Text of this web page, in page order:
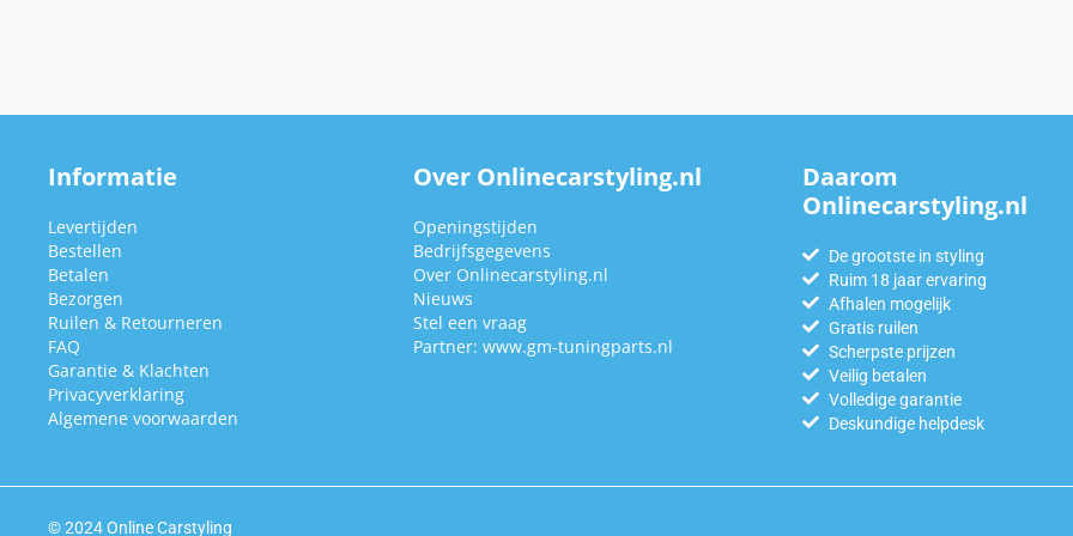
Informatie
Levertijden
Bestellen
Betalen
Bezorgen
Ruilen & Retourneren
FAQ
Garantie & Klachten
Privacyverklaring
Algemene voorwaarden
Over Onlinecarstyling.nl
Openingstijden
Bedrijfsgegevens
Over Onlinecarstyling.nl
Nieuws
Stel een vraag
Partner: www.gm-tuningparts.nl
Daarom
Onlinecarstyling.nl
De grootste in styling
Ruim 18 jaar ervaring
Afhalen mogelijk
Gratis ruilen
Scherpste prijzen
Veilig betalen
Volledige garantie
Deskundige helpdesk
© 2024 Online Carstyling